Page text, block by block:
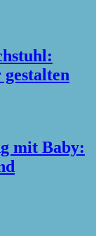
mit Baby: